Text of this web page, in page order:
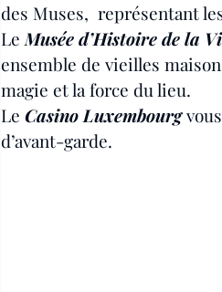
des Muses,  représentant
Le Musée d’Histoire de la
ensemble de vieilles
magie et la force du lieu.
Le Casino Luxembourg
d’avant-garde.